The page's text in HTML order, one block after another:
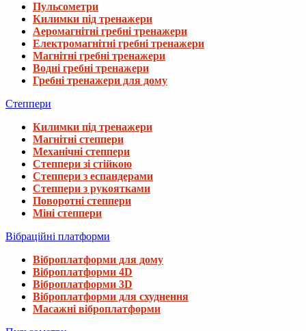
Пульсометри
Килимки під тренажери
Аеромагнітні гребні тренажери
Електромагнітні гребні тренажери
Магнітні гребні тренажери
Водні гребні тренажери
Гребні тренажери для дому
Степпери
Килимки під тренажери
Магнітні степпери
Механічні степпери
Степпери зі стійкою
Степпери з еспандерами
Степпери з рукоятками
Поворотні степпери
Міні степпери
Вібраційні платформи
Віброплатформи для дому
Віброплатформи 4D
Віброплатформи 3D
Віброплатформи для схуднення
Масажні віброплатформи